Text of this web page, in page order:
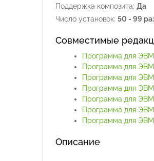
Поддержка композита: Да
Число установок: 50 - 99
Совместимые
Программа для ЭВМ
Программа для ЭВМ
Программа для ЭВМ
Программа для ЭВМ
Программа для ЭВМ
Программа для ЭВМ
Программа для ЭВМ
Описание